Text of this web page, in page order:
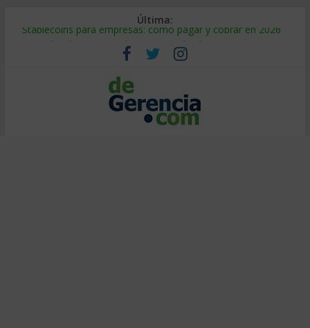
Última:
Stablecoins para empresas: cómo pagar y cobrar en 2026
Despido silencioso: qué es y por qué sale tan caro
IA en selección de personal: cómo auditarla a tiempo
Trabajo forzoso en la cadena de suministro: qué hacer
Mercado hispano de EE. UU.: cómo segmentarlo y venderle